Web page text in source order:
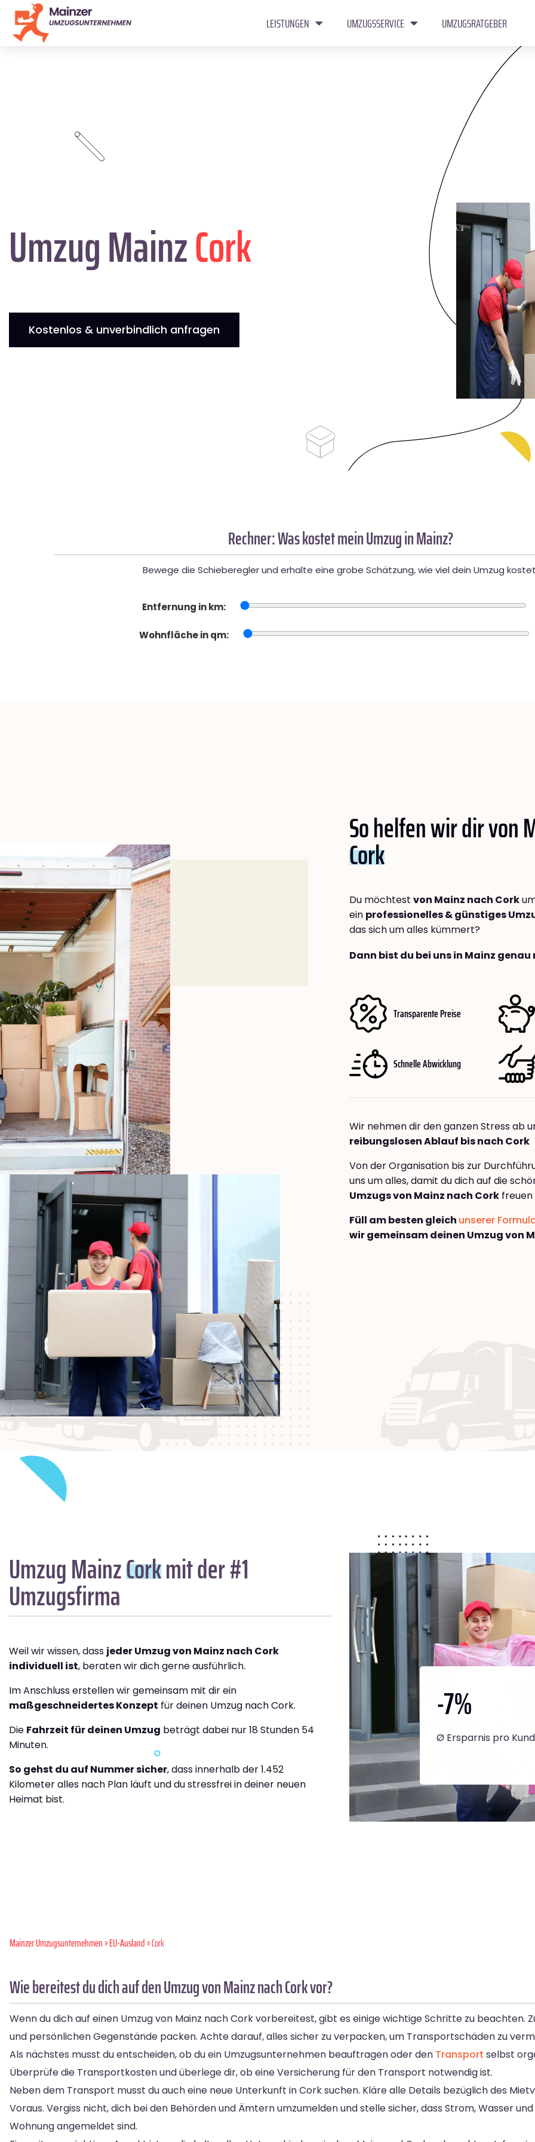
LEISTUNGEN UMZUGSSERVICE UMZUGSRATGEBER
Umzug MainzCork
Kostenlos & unverbindlich anfragen
Rechner: Was kostet mein Umzug in Mainz?
Bewege die Schieberegler und erhalte eine grobe Schätzung, wie viel dein Umzug
Entfernung in km:
Wohnfläche in qm:
So helfen wir dir von
Cork
Du möchtest von Mainz nach Cork
ein professionelles & günstiges
das sich um alles kümmert?
Dann bist du bei uns in Mainz
Transparente Preise
Schnelle Abwicklung
Wir nehmen dir den ganzen Stress ab
reibungslosen Ablauf bis nach Cork
Von der Organisation bis zur
uns um alles, damit du dich auf die
Umzugs von Mainz nach Cork freuen
Füll am besten gleich unserer
wir gemeinsam deinen Umzug von
Umzug MainzCorkmit der #1
Umzugsfirma
Weil wir wissen, dass jeder Umzug von Mainz nach Cork
individuell ist, beraten wir dich gerne ausführlich.
Im Anschluss erstellen wir gemeinsam mit dir ein
maßgeschneidertes Konzept für deinen Umzug nach Cork.
Die Fahrzeit für deinen Umzug beträgt dabei nur 18 Stunden 54
Minuten.
So gehst du auf Nummer sicher, dass innerhalb der 1.452
Kilometer alles nach Plan läuft und du stressfrei in deiner neuen
Heimat bist.
-7%
Ø Ersparnis pro
Mainzer Umzugsunternehmen»EU-Ausland» Cork
Wie bereitest du dich auf den Umzug von Mainz nach Cork vor?
Wenn du dich auf einen Umzug von Mainz nach Cork vorbereitest, gibt es einige wichtige Schritte zu beachten.
und persönlichen Gegenstände packen. Achte darauf, alles sicher zu verpacken, um Transportschäden zu
Als nächstes musst du entscheiden, ob du ein Umzugsunternehmen beauftragen oder den Transport selbst
Überprüfe die Transportkosten und überlege dir, ob eine Versicherung für den Transport notwendig ist.
Neben dem Transport musst du auch eine neue Unterkunft in Cork suchen. Kläre alle Details bezüglich des
Voraus. Vergiss nicht, dich bei den Behörden und Ämtern umzumelden und stelle sicher, dass Strom, Wasser
Wohnung angemeldet sind.